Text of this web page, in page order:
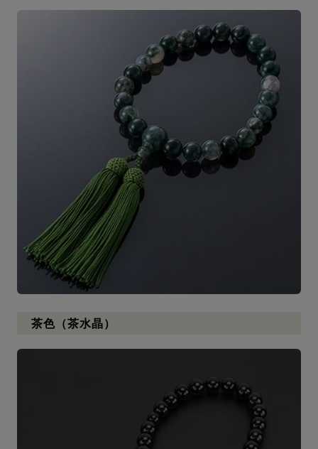
茶色（茶水晶）